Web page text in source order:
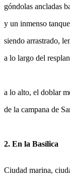
góndolas ancladas
y un inmenso
siendo arrastrado,
a lo largo del
a lo alto, el doblar
de la campana de
2. En la Basílica
Ciudad marina,